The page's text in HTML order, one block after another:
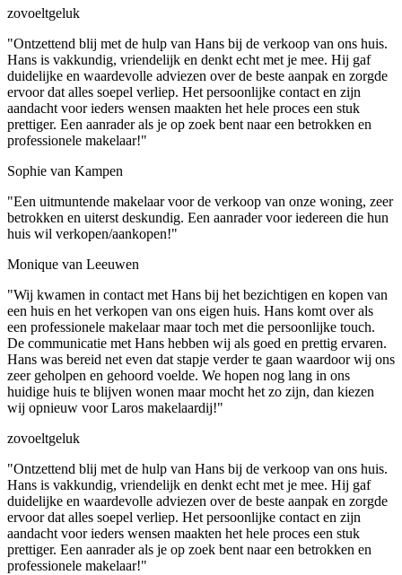
zovoeltgeluk
"Ontzettend blij met de hulp van Hans bij de verkoop van ons huis.
Hans is vakkundig, vriendelijk en denkt echt met je mee. Hij gaf
duidelijke en waardevolle adviezen over de beste aanpak en zorgde
ervoor dat alles soepel verliep. Het persoonlijke contact en zijn
aandacht voor ieders wensen maakten het hele proces een stuk
prettiger. Een aanrader als je op zoek bent naar een betrokken en
professionele makelaar!"
Sophie van Kampen
"Een uitmuntende makelaar voor de verkoop van onze woning, zeer
betrokken en uiterst deskundig. Een aanrader voor iedereen die hun
huis wil verkopen/aankopen!"
Monique van Leeuwen
"Wij kwamen in contact met Hans bij het bezichtigen en kopen van
een huis en het verkopen van ons eigen huis. Hans komt over als
een professionele makelaar maar toch met die persoonlijke touch.
De communicatie met Hans hebben wij als goed en prettig ervaren.
Hans was bereid net even dat stapje verder te gaan waardoor wij ons
zeer geholpen en gehoord voelde. We hopen nog lang in ons
huidige huis te blijven wonen maar mocht het zo zijn, dan kiezen
wij opnieuw voor Laros makelaardij!"
zovoeltgeluk
"Ontzettend blij met de hulp van Hans bij de verkoop van ons huis.
Hans is vakkundig, vriendelijk en denkt echt met je mee. Hij gaf
duidelijke en waardevolle adviezen over de beste aanpak en zorgde
ervoor dat alles soepel verliep. Het persoonlijke contact en zijn
aandacht voor ieders wensen maakten het hele proces een stuk
prettiger. Een aanrader als je op zoek bent naar een betrokken en
professionele makelaar!"